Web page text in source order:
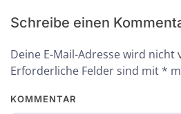
Schreibe einen
Deine E-Mail-Adresse wird
Erforderliche Felder sind mit*
KOMMENTAR